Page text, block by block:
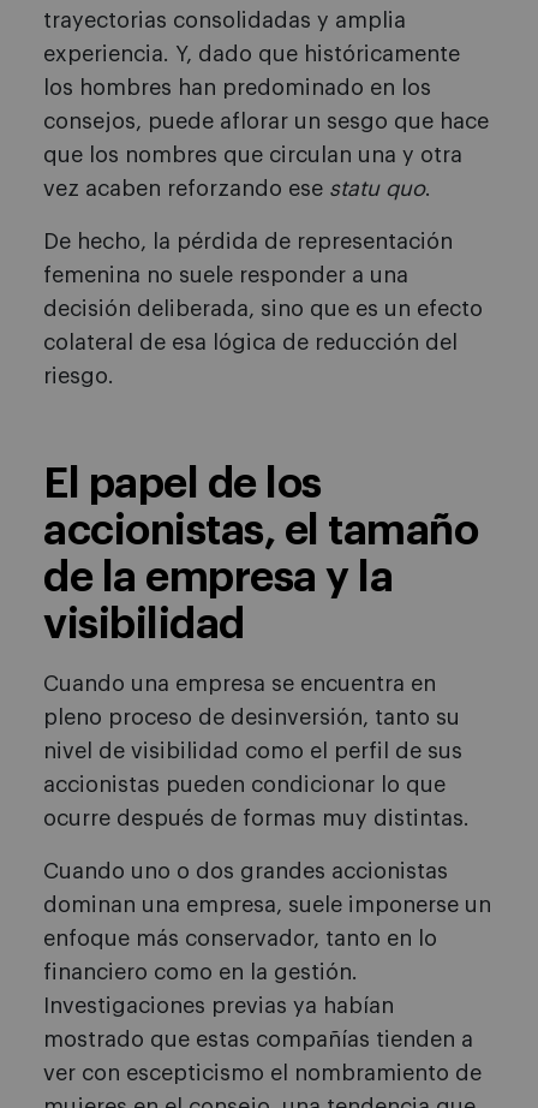
trayectorias consolidadas y amplia
experiencia. Y, dado que históricamente
los hombres han predominado en los
consejos, puede aflorar un sesgo que hace
que los nombres que circulan una y otra
vez acaben reforzando ese statu quo.
De hecho, la pérdida de representación
femenina no suele responder a una
decisión deliberada, sino que es un efecto
colateral de esa lógica de reducción del
riesgo.
El papel de los
accionistas, el tamaño
de la empresa y la
visibilidad
Cuando una empresa se encuentra en
pleno proceso de desinversión, tanto su
nivel de visibilidad como el perfil de sus
accionistas pueden condicionar lo que
ocurre después de formas muy distintas.
Cuando uno o dos grandes accionistas
dominan una empresa, suele imponerse un
enfoque más conservador, tanto en lo
financiero como en la gestión.
Investigaciones previas ya habían
mostrado que estas compañías tienden a
ver con escepticismo el nombramiento de